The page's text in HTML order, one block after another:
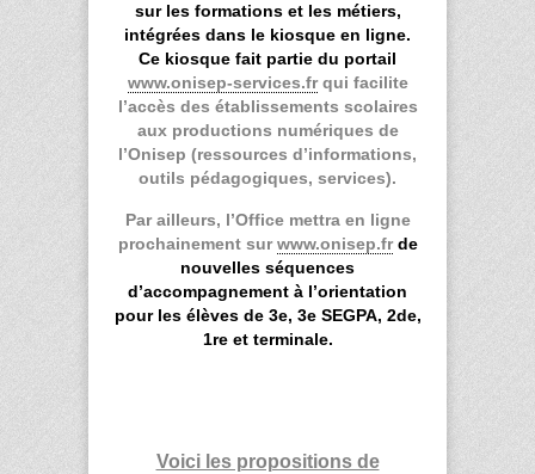
sur les formations et les métiers,
intégrées dans le kiosque en ligne.
Ce kiosque fait partie du portail
www.onisep-services.frqui facilite
l’accès des établissements scolaires
aux productions numériques de
l’Onisep (ressources d’informations,
outils pédagogiques, services).
Par ailleurs, l’Office mettra en ligne
prochainement surwww.onisep.fr de
nouvelles séquences
d’accompagnement à l’orientation
pour les élèves de 3e, 3eSEGPA, 2de,
1reet terminale.
Voici les propositions de